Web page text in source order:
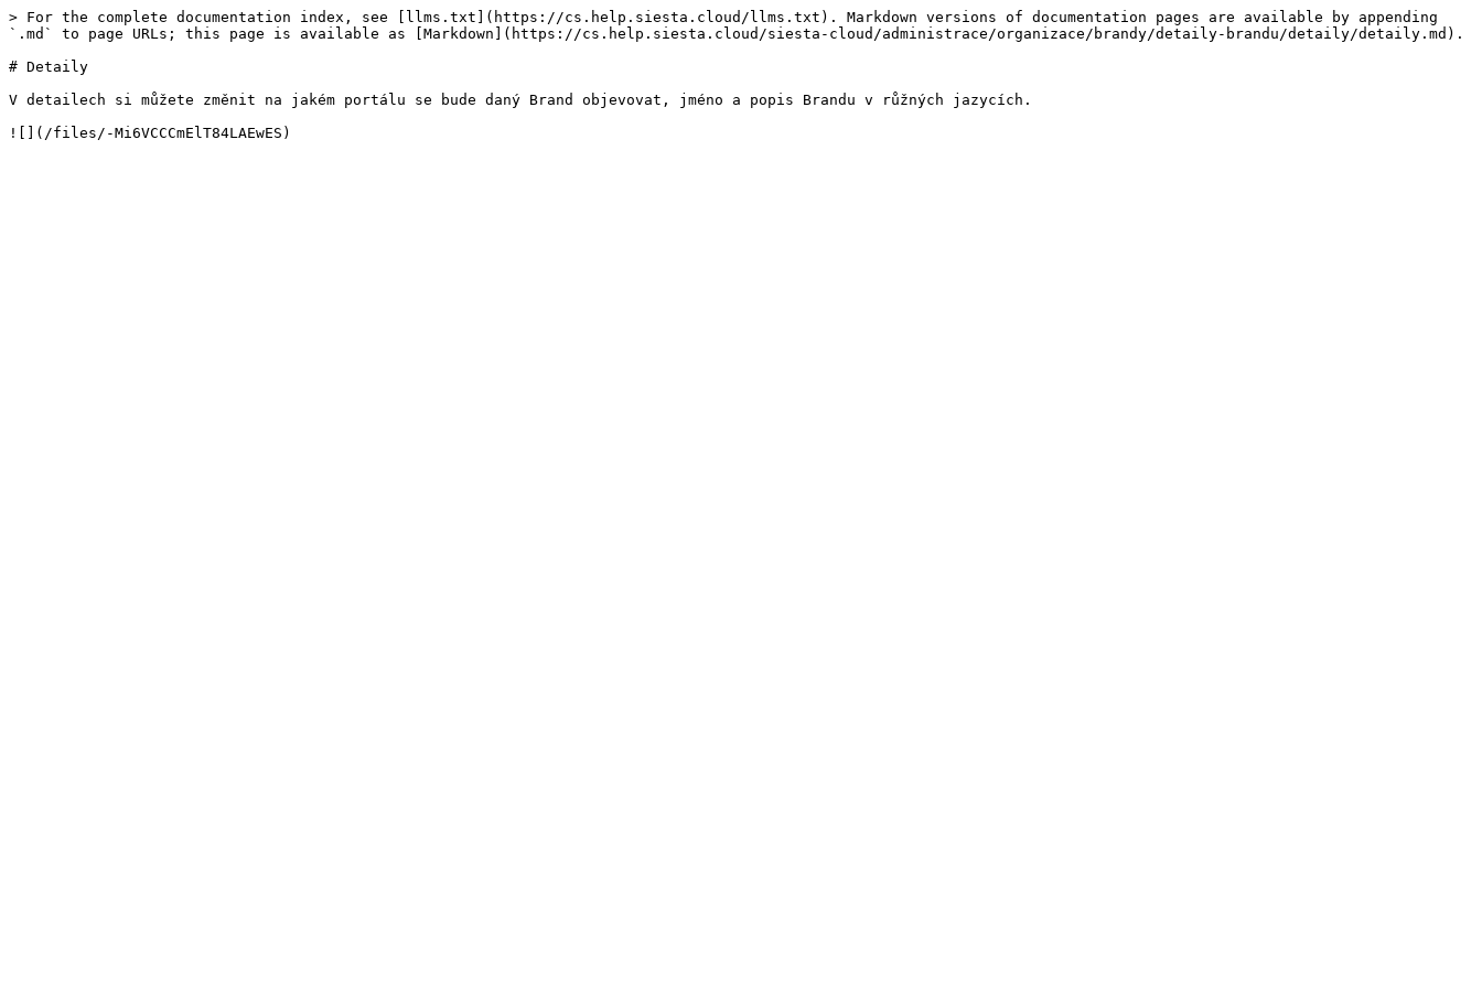
> For the complete documentation index, see [llms.txt](https://cs.help.siesta.cloud/llms.txt). Markdown versions of documentation pages are available by appending
`.md` to page URLs; this page is available as [Markdown](https://cs.help.siesta.cloud/siesta-cloud/administrace/organizace/brandy/detaily-brandu/detaily/detaily.md).
# Detaily
V detailech si můžete změnit na jakém portálu se bude daný Brand objevovat, jméno a popis Brandu v růžných jazycích.